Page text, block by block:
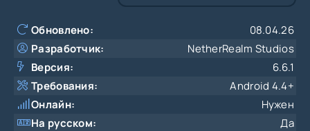
Обновлено:
08.04.26
Разработчик:
NetherRealm Studios
Версия:
6.6.1
Требования:
Android 4.4+
Онлайн:
Нужен
На русском:
Да